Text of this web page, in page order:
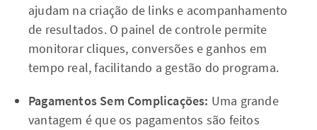
ajudam na criação de links e acompanhamento
de resultados. O painel de controle permite
monitorar cliques, conversões e ganhos em
tempo real, facilitando a gestão do programa.
Pagamentos Sem Complicações: Uma grande
vantagem é que os pagamentos são feitos